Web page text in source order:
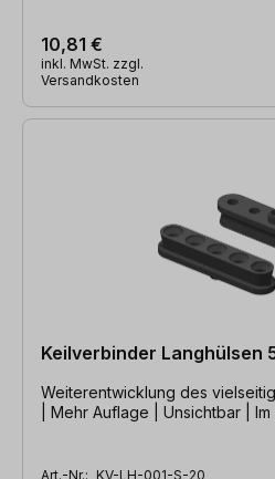
10,81 €
inkl. MwSt. zzgl.
Versandkosten
Keilverbinder Langhülsen
Weiterentwicklung des
| Mehr Auflage | Unsichtbar |
Art.-Nr.: KV-LH-001-S-20